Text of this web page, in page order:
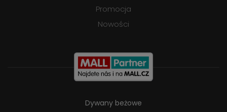
Promocja
Nowości
Dywany beżowe